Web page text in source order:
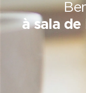
à sala de